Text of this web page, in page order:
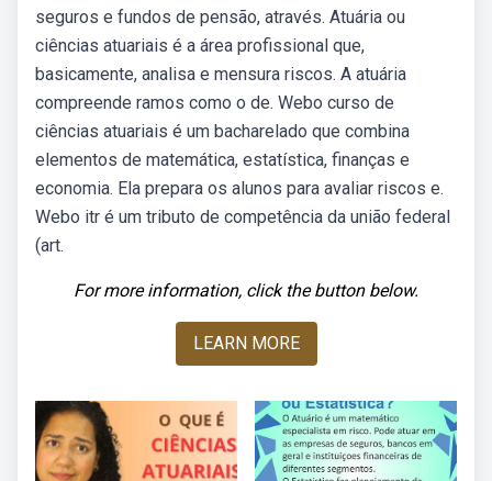
seguros e fundos de pensão, através. Atuária ou
ciências atuariais é a área profissional que,
basicamente, analisa e mensura riscos. A atuária
compreende ramos como o de. Webo curso de
ciências atuariais é um bacharelado que combina
elementos de matemática, estatística, finanças e
economia. Ela prepara os alunos para avaliar riscos e.
Webo itr é um tributo de competência da união federal
(art.
For more information, click the button below.
LEARN MORE